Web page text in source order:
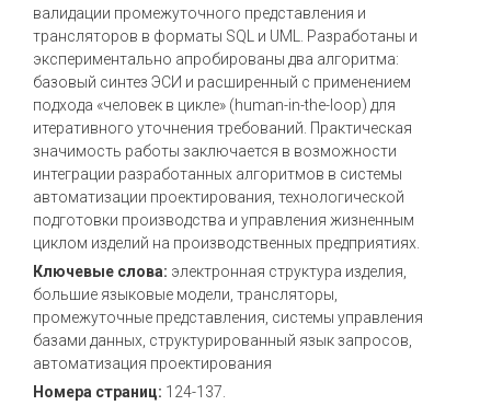
валидации промежуточного представления и
трансляторов в форматы SQL и UML. Разработаны и
экспериментально апробированы два алгоритма:
базовый синтез ЭСИ и расширенный с применением
подхода «человек в цикле» (human-in-the-loop) для
итеративного уточнения требований. Практическая
значимость работы заключается в возможности
интеграции разработанных алгоритмов в системы
автоматизации проектирования, технологической
подготовки производства и управления жизненным
циклом изделий на производственных предприятиях.
Ключевые слова: электронная структура изделия,
большие языковые модели, трансляторы,
промежуточные представления, системы управления
базами данных, структурированный язык запросов,
автоматизация проектирования
Номера страниц: 124-137.